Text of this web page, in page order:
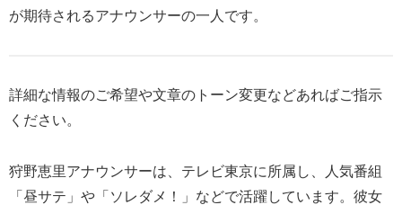
が期待されるアナウンサーの一人です。
詳細な情報のご希望や文章のトーン変更などあればご指示
ください。
狩野恵里アナウンサーは、テレビ東京に所属し、人気番組
「昼サテ」や「ソレダメ！」などで活躍しています。彼女